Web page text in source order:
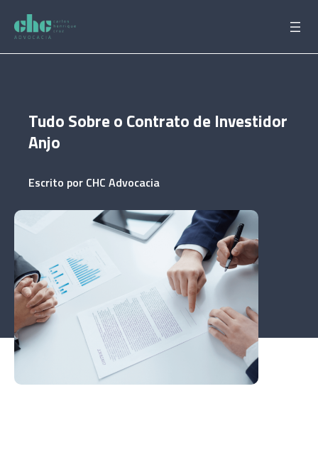
para
conteúdo
Tudo Sobre o Contrato de Investidor
Anjo
Escrito por CHC Advocacia